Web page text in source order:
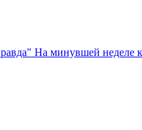
На минувшей